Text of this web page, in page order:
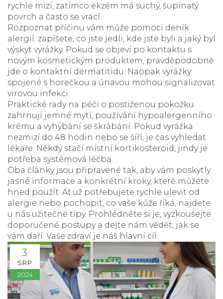
rychle mizí, zatímco ekzém má suchý, šupinatý
povrch a často se vrací.
Rozpoznat příčinu vám může pomoci deník
alergií: zapíšete, co jste jedli, kde jste byli a jaký byl
výskyt vyrážky. Pokud se objeví po kontaktu s
novým kosmetickým produktem, pravděpodobně
jde o kontaktní dermatitidu. Naopak vyrážky
spojené s horečkou a únavou mohou signalizovat
virovou infekci.
Praktické rady na péči o postiženou pokožku
zahrnují jemné mytí, používání hypoalergenního
krému a vyhýbání se škrábání. Pokud vyrážka
nezmizí do 48 hodin nebo se šíří, je čas vyhledat
lékaře. Někdy stačí místní kortikosteroid, jindy je
potřeba systémová léčba.
Oba články jsou připravené tak, aby vám poskytly
jasné informace a konkrétní kroky, které můžete
hned použít. Ať už potřebujete rychle ulevit od
alergie nebo pochopit, co vaše kůže říká, najdete
u nás užitečné tipy. Prohlédněte si je, vyzkoušejte
doporučené postupy a dejte nám vědět, jak se
vám daří. Vaše zdraví je náš hlavní cíl.
3
SRP
2024